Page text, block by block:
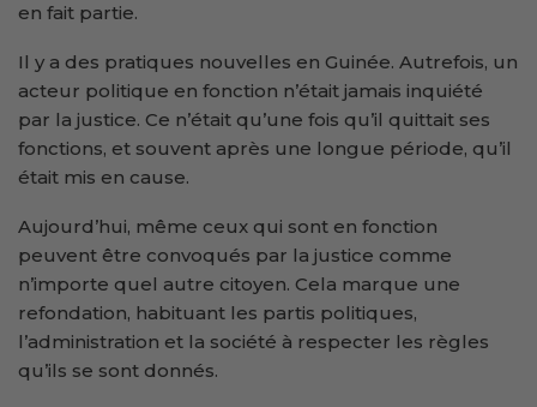
en fait partie.
Il y a des pratiques nouvelles en Guinée. Autrefois, un
acteur politique en fonction n’était jamais inquiété
par la justice. Ce n’était qu’une fois qu’il quittait ses
fonctions, et souvent après une longue période, qu’il
était mis en cause.
Aujourd’hui, même ceux qui sont en fonction
peuvent être convoqués par la justice comme
n’importe quel autre citoyen. Cela marque une
refondation, habituant les partis politiques,
l’administration et la société à respecter les règles
qu’ils se sont donnés.